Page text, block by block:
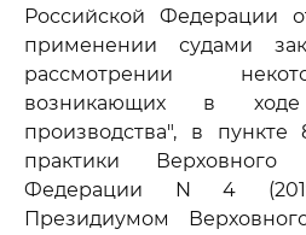
Российской Федерации
применении судами
рассмотрении
возникающих в ходе
производства", в
практики Верховного
Федерации N 4
Президиумом